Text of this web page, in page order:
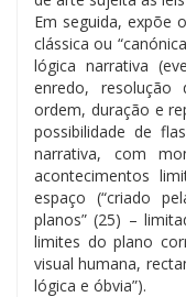
Em seguida, expõe
clássica ou
lógica narrativa
enredo, resolução
ordem, duração e
possibilidade de
narrativa, com
acontecimentos
espaço (“criado
planos” (25) –
limites do plano
visual humana,
lógica e óbvia”).